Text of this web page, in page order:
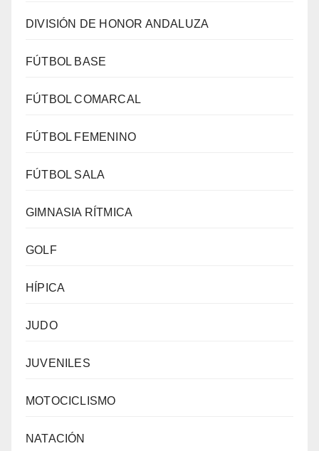
DIVISIÓN DE HONOR ANDALUZA
FÚTBOL BASE
FÚTBOL COMARCAL
FÚTBOL FEMENINO
FÚTBOL SALA
GIMNASIA RÍTMICA
GOLF
HÍPICA
JUDO
JUVENILES
MOTOCICLISMO
NATACIÓN